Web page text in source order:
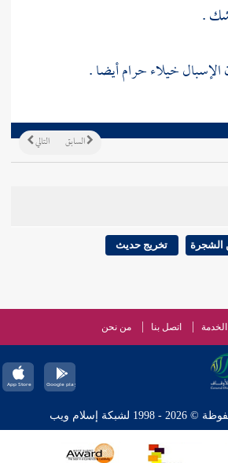
شك .
خيلاء حرام أيضا .
التالي السابق
الشجرة تخريج حديث
الخدمة اتصل بنا من نحن
إسلام ويب